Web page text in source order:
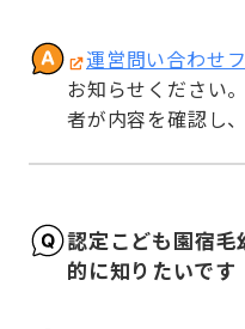
運営問い合わせ
お知らせください
者が内容を確認し
認定こども園宿
的に知りたいです